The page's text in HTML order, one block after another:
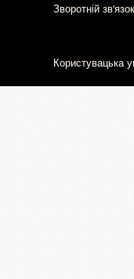
Зворотній зв'язок
Користувацька